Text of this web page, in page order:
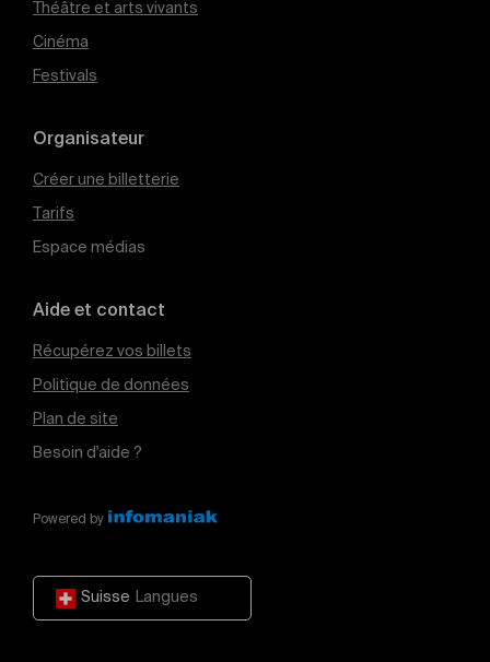
Théâtre et arts vivants
Cinéma
Festivals
Organisateur
Créer une billetterie
Tarifs
Espace médias
Aide et contact
Récupérez vos billets
Politique de données
Plan de site
Besoin d'aide ?
Powered by
Suisse Langues